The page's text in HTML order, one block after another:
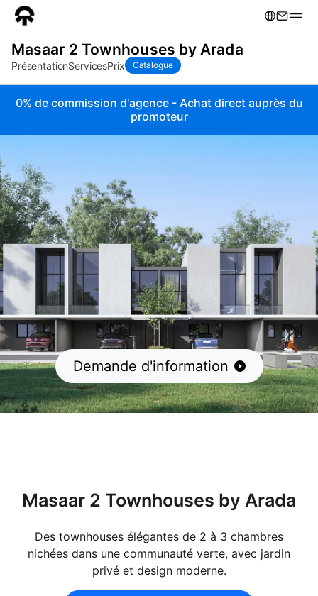
Masaar 2 Townhouses by Arada
PrésentationServicesPrix Catalogue
0% de commission d'agence - Achat direct auprès du
promoteur
Demande d'information
Masaar 2 Townhouses by Arada
Des townhouses élégantes de 2 à 3 chambres
nichées dans une communauté verte, avec jardin
privé et design moderne.